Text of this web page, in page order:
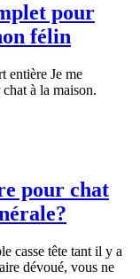
pour
félin
entière Je me
à la maison.
pour chat
casse tête tant il y a
dévoué, vous ne